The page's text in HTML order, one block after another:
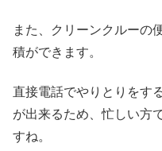
また、クリーンクルーの
積ができます。
直接電話でやりとりをす
が出来るため、忙しい方
すね。